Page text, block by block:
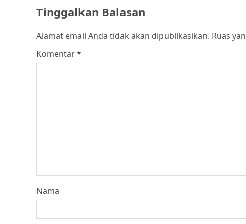
Tinggalkan Balasan
Alamat email Anda tidak akan dipublikasikan. Ruas
Komentar*
Nama